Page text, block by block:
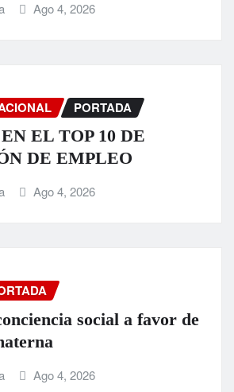
Ago 4, 2026
PORTADA
EL TOP 10 DE
DE EMPLEO
Ago 4, 2026
social a favor de
Ago 4, 2026